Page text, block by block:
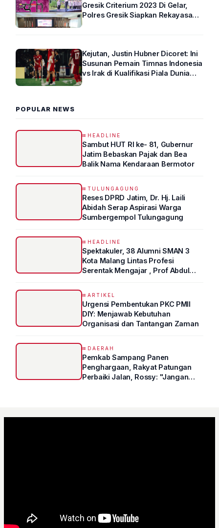
Gresik Criterium 2023 Di Gelar,
Polres Gresik Siapkan Rekayasa
Kejutan, Justin Hubner Dicoret: Ini
Susunan Pemain Timnas Indonesia
vs Irak di Kualifikasi Piala Dunia
POPULAR NEWS
HEADLINE
Sambut HUT RI ke- 81, Gubernur
Jatim Bebaskan Pajak dan Bea
Balik Nama Kendaraan Bermotor
TULUNGAGUNG
Reses DPRD Jatim, Dr. Hj. Laili
Abidah Serap Aspirasi Warga
Sumbergempol Tulungagung
HEADLINE
Spektakuler, 38 Alumni SMAN 3
Kota Malang Lintas Profesi
Serentak Mengajar , Prof Abdul
ARTIKEL
Urgensi Pembentukan PKC PMII
DIY: Menjawab Kebutuhan
Organisasi dan Tantangan Zaman
DAERAH
Pemkab Sampang Panen
Penghargaan, Rakyat Patungan
Perbaiki Jalan, Rossy: "Jangan